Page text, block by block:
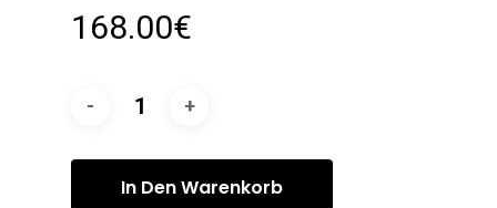
168.00€
In Den Warenkorb